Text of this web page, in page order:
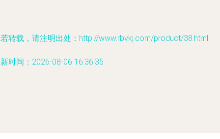
转载，请注明出处：http://www.rbvkj.com/product/38.html
时间：2026-08-06 16:36:35